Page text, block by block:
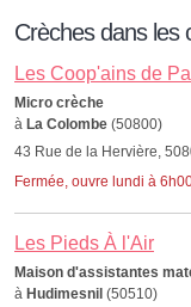
Crèches dans les
Les Coop'ains de
Micro crèche
à La Colombe (50800)
43 Rue de la Hervière,
Fermée, ouvre lundi à
Les Pieds À l'Air
Maison d'assistantes
à Hudimesnil (50510)